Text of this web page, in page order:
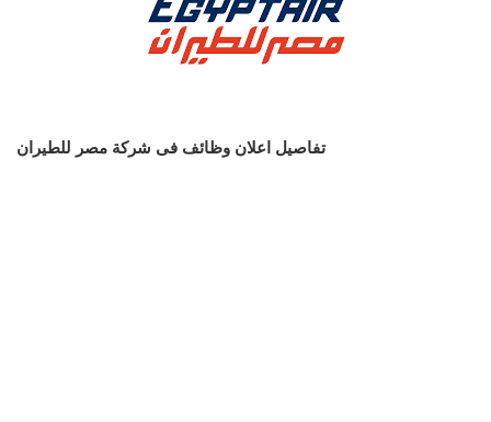
تفاصيل اعلان وظائف فى شركة مصر للطيران